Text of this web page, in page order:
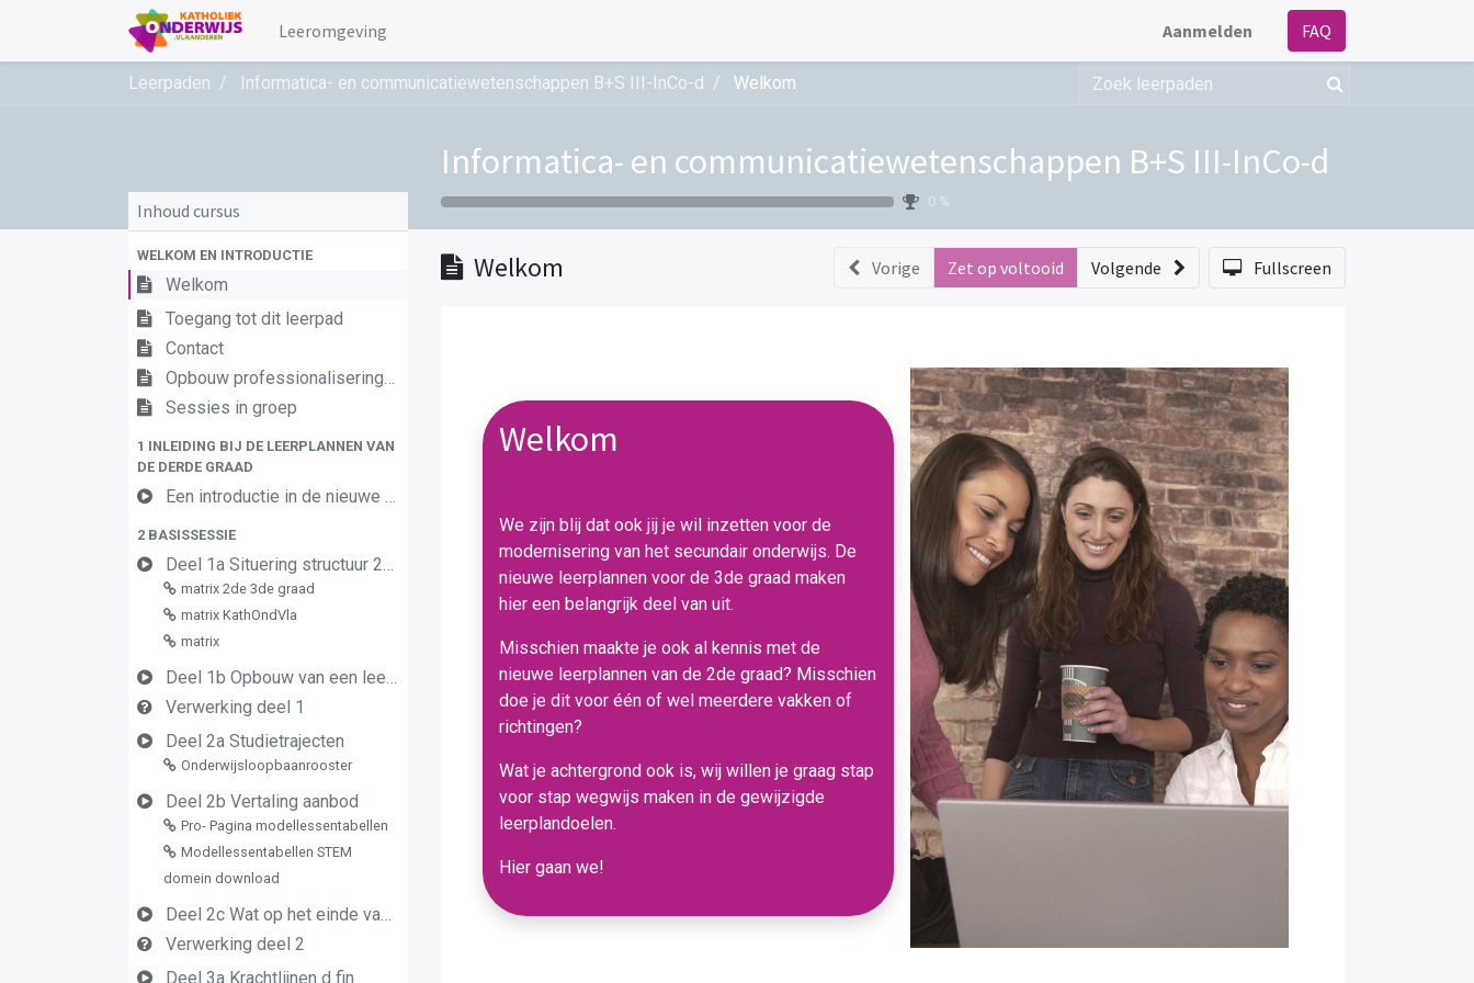
Leeromgeving Aanmelden FAQ
Leerpaden Informatica- en communicatiewetenschappen B+S III-InCo-d Welkom
Informatica- en communicatiewetenschappen B+S III-InCo-d
0 %
Inhoud cursus
WELKOM EN INTRODUCTIE
Welkom
Toegang tot dit leerpad
Contact
Opbouw professionaliseringstraject
Sessies in groep
1 INLEIDING BIJ DE LEERPLANNEN VAN
DE DERDE GRAAD
Een introductie in de nieuwe leerplannen van de derde graad
2 BASISSESSIE
Deel 1a Situering structuur 2de en 3de graad
matrix 2de 3de graad
matrix KathOndVla
matrix
Deel 1b Opbouw van een leerplan vormingsconcept
Verwerking deel 1
Deel 2a Studietrajecten
Onderwijsloopbaanrooster
Deel 2b Vertaling aanbod
Pro- Pagina modellessentabellen
Modellessentabellen STEM
domein download
Deel 2c Wat op het einde van de graad
Verwerking deel 2
Deel 3a Krachtlijnen d fin
Welkom Vorige Zet op voltooid Volgende Fullscreen
Welkom
We zijn blij dat ook jij je wil inzetten voor de
modernisering van het secundair onderwijs. De
nieuwe leerplannen voor de 3de graad maken
hier een belangrijk deel van uit.
Misschien maakte je ook al kennis met de
nieuwe leerplannen van de 2de graad? Misschien
doe je dit voor één of wel meerdere vakken of
richtingen?
Wat je achtergrond ook is, wij willen je graag stap
voor stap wegwijs maken in de gewijzigde
leerplandoelen.
Hier gaan we!